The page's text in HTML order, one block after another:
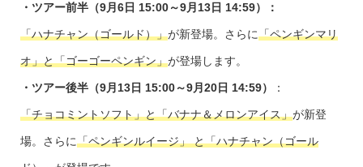
・ツアー前半（9月6日 15:00～9月13日 14:59）：
「ハナチャン（ゴールド）」が新登場。さらに「ペンギンマリ
オ」と「ゴーゴーペンギン」が登場します。
・ツアー後半（9月13日 15:00～9月20日 14:59） ：
「チョコミントソフト」と「バナナ＆メロンアイス」が新登
場。さらに「ペンギンルイージ」 と「ハナチャン（ゴール